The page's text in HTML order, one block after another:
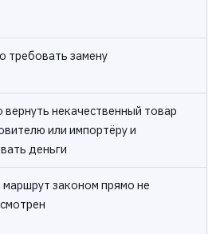
требовать замену
вернуть некачественный товар
или импортёру и
деньги
маршрут законом прямо не